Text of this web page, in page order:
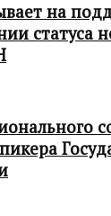
на
статуса